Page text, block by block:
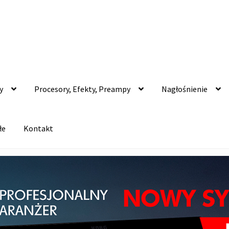
Procesory, Efekty, Preampy Nagłośnienie
Kontakt